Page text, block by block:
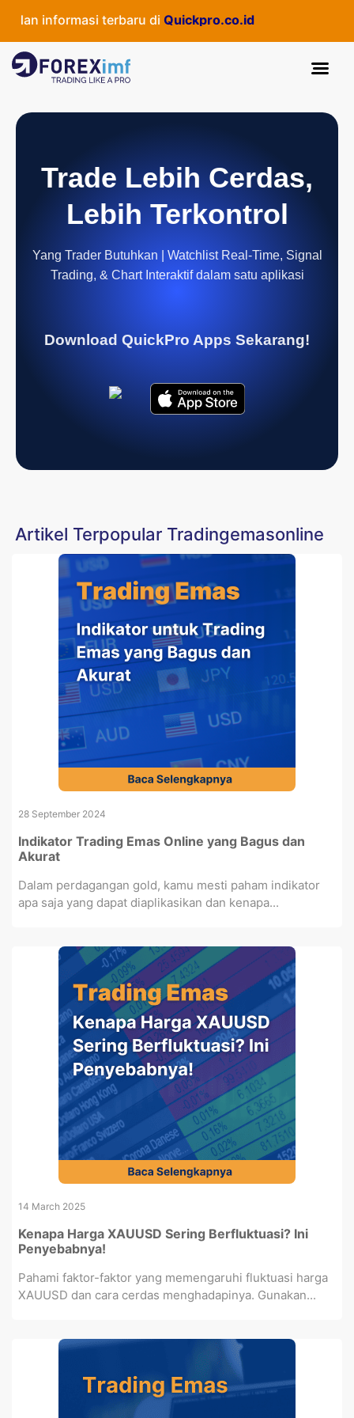
informasi terbaru di Quickpro.co.id
Trade Lebih Cerdas,
Lebih Terkontrol
Yang Trader Butuhkan | Watchlist Real-Time, Signal
Trading, & Chart Interaktif dalam satu aplikasi
Download QuickPro Apps Sekarang!
Artikel Terpopular Tradingemasonline
28 September 2024
Indikator Trading Emas Online yang Bagus dan
Akurat
Dalam perdagangan gold, kamu mesti paham indikator
apa saja yang dapat diaplikasikan dan kenapa...
14 March 2025
Kenapa Harga XAUUSD Sering Berfluktuasi? Ini
Penyebabnya!
Pahami faktor-faktor yang memengaruhi fluktuasi harga
XAUUSD dan cara cerdas menghadapinya. Gunakan...